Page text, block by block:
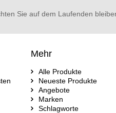
Sie auf dem Laufenden
Mehr
Alle Produkte
Neueste Produkte
Angebote
Marken
Schlagworte